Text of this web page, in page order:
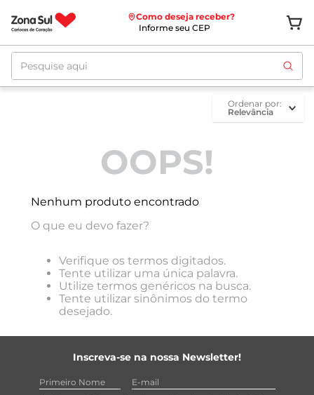
Como deseja receber?
Informe seu CEP
Pesquise aqui
ordenar por
Relevância
OOPS!
Nenhum produto encontrado
O que eu devo fazer?
Verifique os termos digitados.
Tente utilizar uma única palavra.
Utilize termos genéricos na busca.
Tente utilizar sinônimos do termo
desejado.
Inscreva-se na nossa Newsletter!